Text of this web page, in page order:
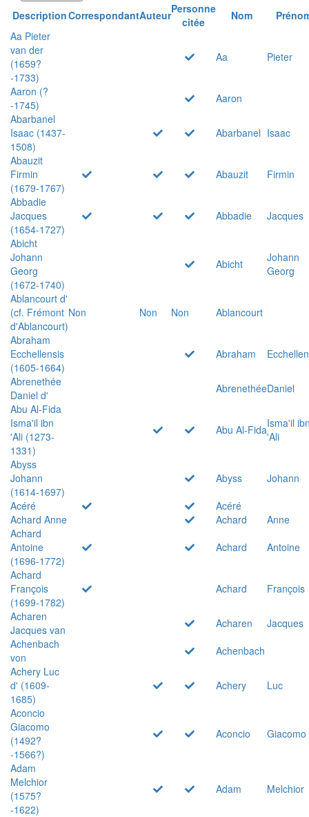
DescriptionCorrespondantAuteurPersonne
citée
Nom
Aa Pieter
van der
(1659?
-1733)
Aa Pieter
Aaron (?
-1745)
Aaron
Abarbanel
Isaac (1437-
1508)
Abarbanel Isaac
Abauzit
Firmin
(1679-1767)
Abauzit
Firmin
Abbadie
Jacques
(1654-1727)
Abbadie
Jacques
Abicht
Johann
Georg
(1672-1740)
Abicht
Johann
Georg
Ablancourt d'
(cf. Frémont
d'Ablancourt)
Non Non Non
Ablancourt
Abraham
Ecchellensis
(1605-1664)
Abraham
Abrenethée
Daniel d'
AbrenethéeDaniel
Abu Al-Fida
Isma'il ibn
'Ali (1273-
1331)
Abu Al-FidaIsma'il
'Ali
Abyss
Johann
(1614-1697)
Abyss
Johann
Acéré
Acéré
Achard Anne
Achard
Anne
Achard
Antoine
(1696-1772)
Achard
Antoine
Achard
François
(1699-1782)
Achard
François
Acharen
Jacques van
Acharen
Jacques
Achenbach
von
Achenbach
Achery Luc
d' (1609-
1685)
Achery
Luc
Aconcio
Giacomo
(1492?
-1566?)
Aconcio Giacomo
Adam
Melchior
(1575?
-1622)
Adam Melchior